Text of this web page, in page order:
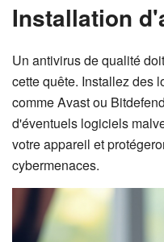
Installation
Un antivirus de qualité
cette quête. Installez des
comme Avast ou
d'éventuels logiciels
votre appareil et
cybermenaces.